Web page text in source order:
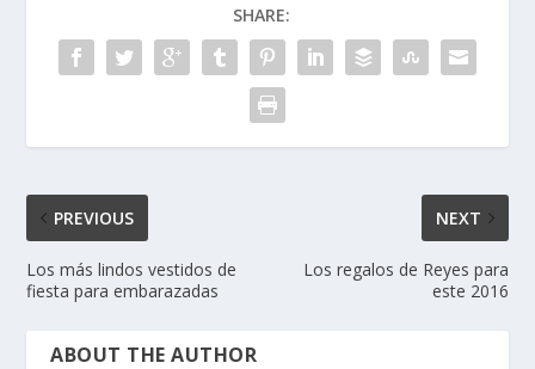
SHARE:
PREVIOUS
Los más lindos vestidos de
fiesta para embarazadas
NEXT
Los regalos de Reyes para
este 2016
ABOUT THE AUTHOR